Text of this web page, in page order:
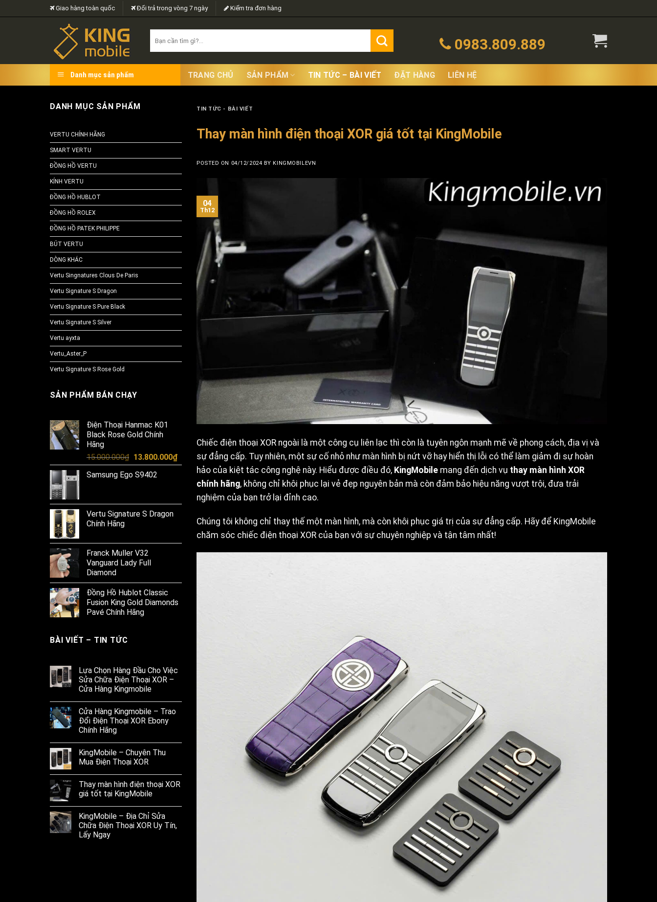
to
Giao hàng toàn quốc Đổi trả trong vòng 7 ngày Kiểm tra đơn hàng
for:
0983.809.889
Danh mục sản phẩm TRANG CHỦ SẢN PHẨM TIN TỨC – BÀI VIẾT ĐẶT HÀNG LIÊN HỆ
DANH MỤC SẢN PHẨM
VERTU CHÍNH HÃNG
SMART VERTU
ĐỒNG HỒ VERTU
KÍNH VERTU
ĐỒNG HỒ HUBLOT
ĐỒNG HỒ ROLEX
ĐỒNG HỒ PATEK PHILIPPE
BÚT VERTU
DÒNG KHÁC
Vertu Singnatures Clous De Paris
Vertu Signature S Dragon
Vertu Signature S Pure Black
Vertu Signature S Silver
Vertu ayxta
Vertu_Aster_P
Vertu Signature S Rose Gold
SẢN PHẨM BÁN CHẠY
Điện Thoại Hanmac K01
Black Rose Gold Chính
Hãng
15.000.000₫ Original
price
was:
13.800.000₫Current
price
13.800.000₫.
Samsung Ego S9402
Vertu Signature S Dragon
Chính Hãng
Franck Muller V32
Vanguard Lady Full
Diamond
Đồng Hồ Hublot Classic
Fusion King Gold Diamonds
Pavé Chính Hãng
BÀI VIẾT – TIN TỨC
Lựa Chọn Hàng Đầu Cho Việc
Sửa Chữa Điện Thoại XOR –
Cửa Hàng Kingmobile
Cửa Hàng Kingmobile – Trao
Đổi Điện Thoại XOR Ebony
Chính Hãng
KingMobile – Chuyên Thu
Mua Điện Thoại XOR
Thay màn hình điện thoại XOR
giá tốt tại KingMobile
KingMobile – Địa Chỉ Sửa
Chữa Điện Thoại XOR Uy Tín,
Lấy Ngay
TIN TỨC - BÀI VIẾT
Thay màn hình điện thoại XOR giá tốt tại KingMobile
POSTED ON 04/12/2024 BY KINGMOBILEVN
04
Th12
Chiếc điện thoại XOR ngoài là một công cụ liên lạc thì còn là tuyên ngôn mạnh mẽ về phong cách, địa vị và
sự đẳng cấp. Tuy nhiên, một sự cố nhỏ như màn hình bị nứt vỡ hay hiển thị lỗi có thể làm giảm đi sự hoàn
hảo của kiệt tác công nghệ này. Hiểu được điều đó, KingMobile mang đến dịch vụ thay màn hình XOR
chính hãng, không chỉ khôi phục lại vẻ đẹp nguyên bản mà còn đảm bảo hiệu năng vượt trội, đưa trải
nghiệm của bạn trở lại đỉnh cao.
Chúng tôi không chỉ thay thế một màn hình, mà còn khôi phục giá trị của sự đẳng cấp. Hãy để KingMobile
chăm sóc chiếc điện thoại XOR của bạn với sự chuyên nghiệp và tận tâm nhất!